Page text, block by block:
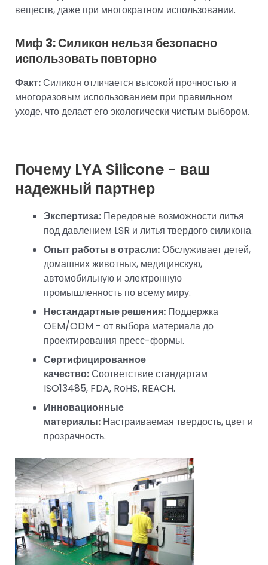
веществ, даже при многократном использовании.
Миф 3: Силикон нельзя безопасно
использовать повторно
Факт:Силикон отличается высокой прочностью и
многоразовым использованием при правильном
уходе, что делает его экологически чистым выбором.
Почему LYA Silicone - ваш
надежный партнер
Экспертиза: Передовые возможности литья
под давлением LSR и литья твердого силикона.
Опыт работы в отрасли:Обслуживает детей,
домашних животных, медицинскую,
автомобильную и электронную
промышленность по всему миру.
Нестандартные решения: Поддержка
OEM/ODM - от выбора материала до
проектирования пресс-формы.
Сертифицированное
качество:Соответствие стандартам
ISO13485, FDA, RoHS, REACH.
Инновационные
материалы: Настраиваемая твердость, цвет и
прозрачность.